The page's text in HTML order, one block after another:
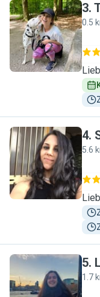
T
3.
0.5
S
4.
5.6
L
5.
1.7